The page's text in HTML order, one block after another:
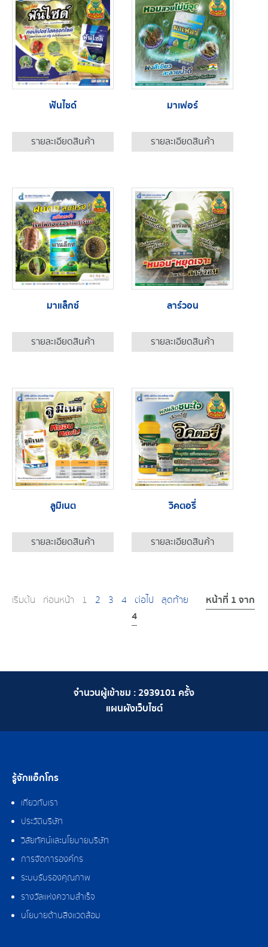
ฟันไซด์
รายละเอียดสินค้า
มาเฟอร์
รายละเอียดสินค้า
มาแล็กซ์
รายละเอียดสินค้า
ลาร์วอน
รายละเอียดสินค้า
ลูมิเนต
รายละเอียดสินค้า
วิคตอรี่
รายละเอียดสินค้า
เริ่มต้น ก่อนหน้า 1 2 3 4 ต่อไป สุดท้าย
หน้าที่ 1 จาก
4
จำนวนผู้เข้าชม :2939101 ครั้ง
แผนผังเว็บไซต์
รู้จักแอ็กโกร
เกี่ยวกับเรา
ประวัติบริษัท
วิสัยทัศน์และนโยบายบริษัท
การจัดการองค์กร
ระบบรับรองคุณภาพ
รางวัลแห่งความสำเร็จ
นโยบายด้านสิ่งแวดล้อม